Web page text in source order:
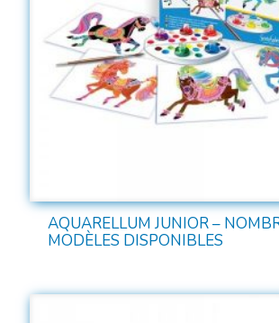
AQUARELLUM JUNIOR –
MODÈLES DISPONIBLES